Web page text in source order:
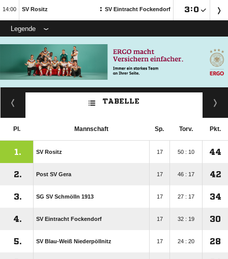
 SV Rositz : SV Eintracht Fockendorf :
Legende
TABELLE
Pl. Mannschaft Sp. Torv. Pkt.
1. SV Rositz 17 50 : 10 44
2. Post SV Gera 17 46 : 17 42
3. SG SV Schmölln 1913 17 27 : 17 34
4. SV Eintracht Fockendorf 17 32 : 19 30
5. SV Blau-Weiß Niederpöllnitz 17 24 : 20 28